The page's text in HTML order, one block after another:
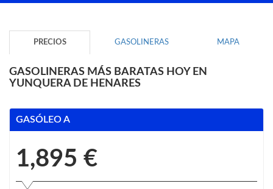
PRECIOS GASOLINERAS MAPA
GASOLINERAS MÁS BARATAS HOY EN
YUNQUERA DE HENARES
GASÓLEO A
1,895 €